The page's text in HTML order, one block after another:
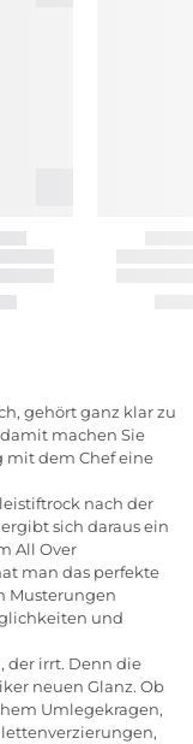
gehört ganz klar zu
machen Sie
mit dem Chef eine
nach der
sich daraus ein
All Over
man das perfekte
Musterungen
und
der irrt. Denn die
neuen Glanz. Ob
Umlegekragen,